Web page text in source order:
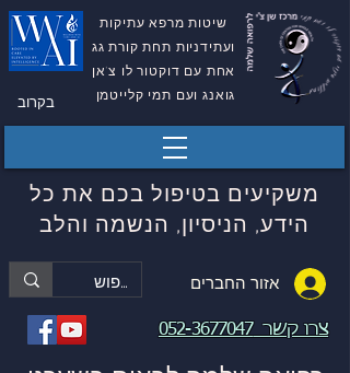
שיטות מרפא עתיקות
ועתידניות תחת קורת גג
אחת עם דוקטור לו צ'אן
גואנג ועם תמי קלייטמן
בקרוב
משקיעים בטיפול בכם את כל
הידע, הניסיון, הנשמה והלב
אזור החברים
צרו קשר052-3677047